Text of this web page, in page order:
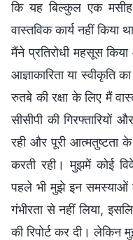
कि यह बिल्कुल एक
वास्तविक कार्य नहीं किया
मैंने प्रतिरोधी महसूस
आज्ञाकारिता या स्वीकृति
रुतबे की रक्षा के लिए मैं
सीसीपी की गिरफ्तारियों
रही और पूरी आत्मतुष्टता
करती रही। मुझमें कोई
पहले भी मुझे इन समस्याओं
गंभीरता से नहीं लिया,
की रिपोर्ट कर दी। लेकिन